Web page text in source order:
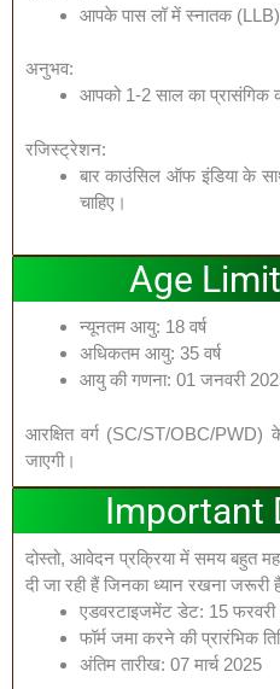
आपके पास लॉ में स्नातक (LLB)
अनुभव:
आपको 1-2 साल का प्रासंगिक
रजिस्ट्रेशन:
बार काउंसिल ऑफ इंडिया के
चाहिए।
Age
न्यूनतम आयु: 18 वर्ष
अधिकतम आयु: 35 वर्ष
आयु की गणना: 01 जनवरी
आरक्षित वर्ग (SC/ST/OBC/PWD)
जाएगी।
Important
दोस्तो, आवेदन प्रक्रिया में समय बहुत
दी जा रही हैं जिनका ध्यान रखना जरूरी
एडवरटाइजमेंट डेट: 15
फॉर्म जमा करने की प्रारंभिक
अंतिम तारीख: 07 मार्च 2025